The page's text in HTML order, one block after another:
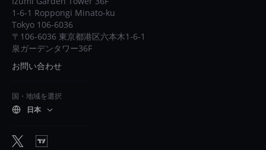
1-6-1 Roppongi Minato-ku
Tokyo 106-6036
〒106-6036 東京都港区六本木1-6-1
泉ガーデンタワー36F
お問い合わせ
国・地域を選択
日本